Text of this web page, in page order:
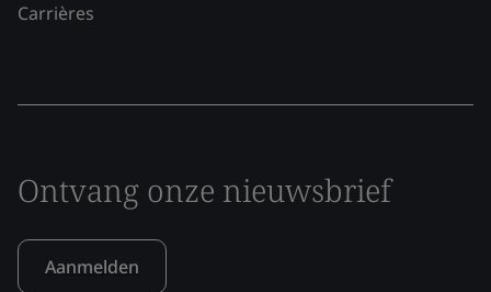
Carrières
Ontvang onze nieuwsbrief
Aanmelden